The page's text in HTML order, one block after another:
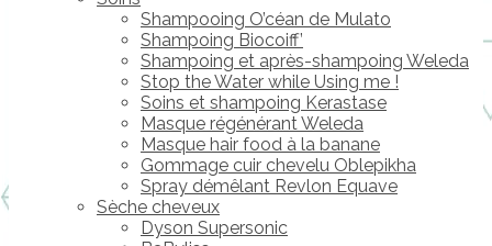
Shampooing O’céan de Mulato
Shampoing Biocoiff’
Shampoing et après-shampoing Weleda
Stop the Water while Using me !
Soins et shampoing Kerastase
Masque régénérant Weleda
Masque hair food à la banane
Gommage cuir chevelu Oblepikha
Spray démêlant Revlon Equave
Sèche cheveux
Dyson Supersonic